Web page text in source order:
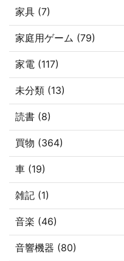
家具 (7)
家庭用ゲーム (79)
家電 (117)
未分類 (13)
読書 (8)
買物 (364)
車 (19)
雑記 (1)
音楽 (46)
音響機器 (80)